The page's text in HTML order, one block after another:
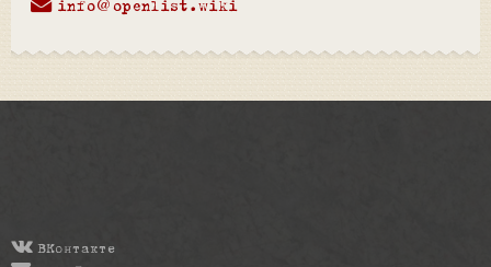
info@openlist.wiki
ВКонтакте